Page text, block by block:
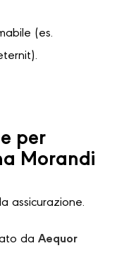
(es.
per
Morandi
assicurazione.
da Aequor